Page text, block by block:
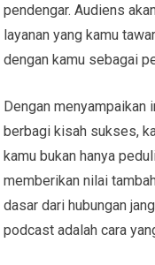
pendengar. Audiens
layanan yang kamu
dengan kamu sebagai
Dengan menyampaikan
berbagi kisah sukses,
kamu bukan hanya
memberikan nilai
dasar dari hubungan
podcast adalah cara